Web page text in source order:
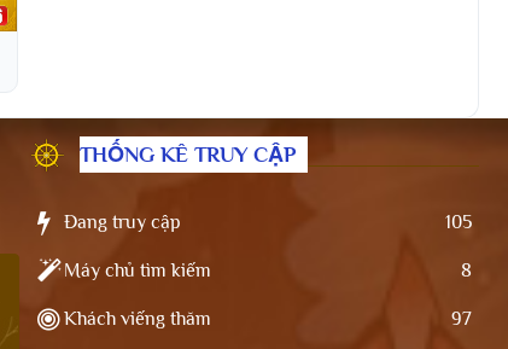
THỐNG KÊ TRUY CẬP
Đang truy cập 105
Máy chủ tìm kiếm 8
Khách viếng thăm 97